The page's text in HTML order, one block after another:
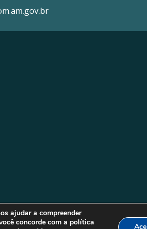
ajudar a compreender
concorde com a política